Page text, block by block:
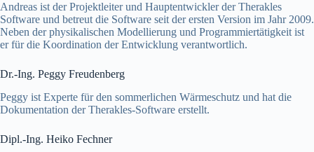
Andreas ist der Projektleiter und Hauptentwickler der Therakles
Software und betreut die Software seit der ersten Version im Jahr 2009.
Neben der physikalischen Modellierung und Programmiertätigkeit ist
er für die Koordination der Entwicklung verantwortlich.
Dr.-Ing. Peggy Freudenberg
Peggy ist Experte für den sommerlichen Wärmeschutz und hat die
Dokumentation der Therakles-Software erstellt.
Dipl.-Ing. Heiko Fechner